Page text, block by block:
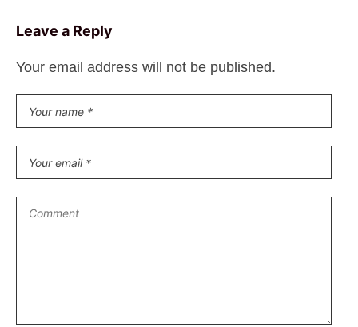
Leave a Reply
Your email address will not be published.